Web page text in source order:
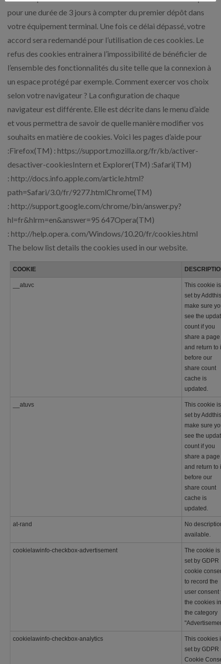
pour une durée de 3 jours à compter du premier dépôt dans
votre équipement terminal. Une fois ce délai dépassé, votre
accord sera redemandé pour l’utilisation de ces cookies. Le
refus des cookies entrainera l’impossibilité de bénéficier de
l’ensemble des fonctionnalités du site telle que la connexion à
un espace protégé par exemple. Comment exercer vos choix
selon votre navigateur ? La configuration de chaque
navigateur est différente. Elle est décrite dans le menu d’aide
et vous permettra de savoir de quelle manière modifier vos
souhaits en matière de cookies. Voici les pages d’aide pour
:Firefox(TM) : https://support.mozilla.org/fr/kb/activer-
desactiver-cookiesIntern et Explorer(TM) :Safari(TM)
: http://docs.info.apple.com/article.html?
path=Safari/3.0/fr/9277.htmlChrome(TM)
: http://support.google.com/chrome/bin/answer.py?
hl=fr&hlrm=en&answer=95 647Opera(TM)
: http://help.opera. com/Windows/10.20/fr/cookies.html
The below list details the cookies used in our website.
COOKIE
__atuvc
This cookie is
set by
make sure
see the
count if you
share a page
and return to
before our
share count
cache is
updated.
__atuvs
This cookie is
set by
make sure
see the
count if you
share a page
and return to
before our
share count
cache is
updated.
at-rand
No
available.
cookielawinfo-checkbox-advertisement
The cookie is
set by GDPR
cookie
to record the
user consent
the cookies in
the category
cookielawinfo-checkbox-analytics
This cookies
set by GDPR
Cookie